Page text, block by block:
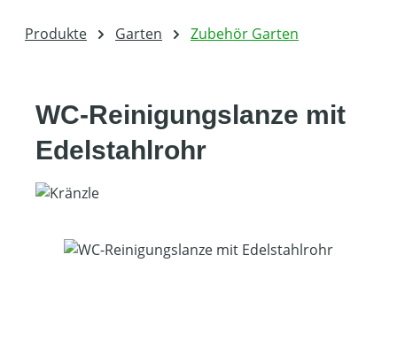
Produkte Garten Zubehör Garten
WC-Reinigungslanze mit
Edelstahlrohr
Bildergalerie überspringen